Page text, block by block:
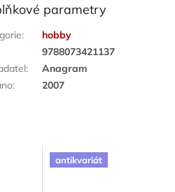
parametry
:
hobby
9788073421137
:
Anagram
: 2007
antikvariát